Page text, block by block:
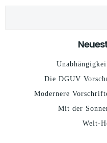
Die DGUV
Modernere
Mit der
Welt-